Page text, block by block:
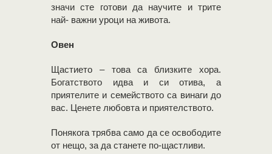
значи сте готови да научите и трите
най- важни уроци на живота.
Овен
Щастието – това са близките хора.
Богатството идва и си отива, а
приятелите и семейството са винаги до
вас. Ценете любовта и приятелството.
Понякога трябва само да се освободите
от нещо, за да станете по-щастливи.